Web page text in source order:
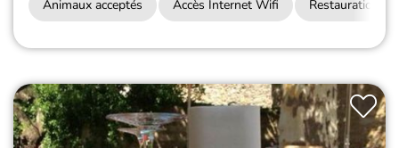
Animaux acceptés Accès Internet Wifi Restauration